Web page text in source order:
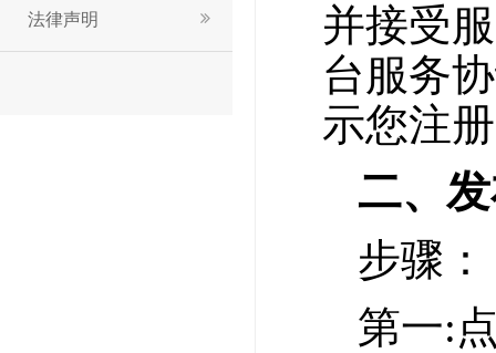
法律声明
并接受
台服务
示您注
二、
步骤：
第一: